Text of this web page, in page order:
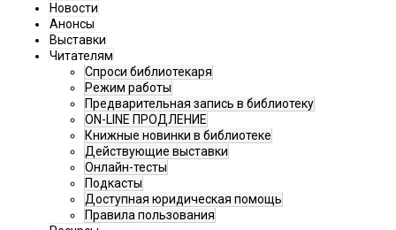
Новости
Анонсы
Выставки
Читателям
Спроси библиотекаря
Режим работы
Предварительная запись в библиотеку
ON-LINE ПРОДЛЕНИЕ
Книжные новинки в библиотеке
Действующие выставки
Онлайн-тесты
Подкасты
Доступная юридическая помощь
Правила пользования